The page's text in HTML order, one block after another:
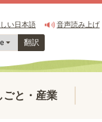
い日本語 音声読み上げ
翻訳
ごと・産業